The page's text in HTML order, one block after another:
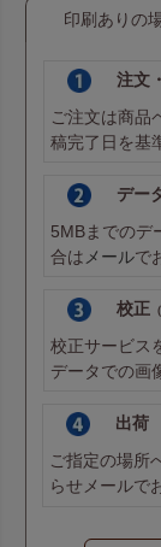
印刷ありの
注文
ご注文は商品
稿完了日を基
デー
5MBまでのデ
合はメールで
校正
校正サービス
データでの画
出荷
ご指定の場所
らせメールで